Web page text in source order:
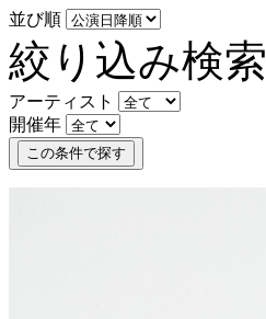
並び順
絞り込み検索
アーティスト
開催年